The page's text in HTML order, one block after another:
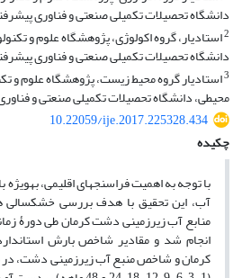
دانشگاه تحصیلات تکمیلی صنعتی و فناوری
2استادیار، گروه اکولوژی، پژوهشگاه علوم و
دانشگاه تحصیلات تکمیلی صنعتی و فناوری
3استادیار گروه محیط‏ زیست، پژوهشگاه علوم و
محیطی، دانشگاه تحصیلات تکمیلی صنعتی و
10.22059/ije.2017.225328.434
چکیده
با توجه به اهمیت فراسنج‏های اقلیمی، به‏ویژه
آب، این تحقیق با هدف بررسی خشکسالی
انجام شد و مقادیر شاخص بارش
کرمان و شاخص منبع آب زیرزمینی دشت، در